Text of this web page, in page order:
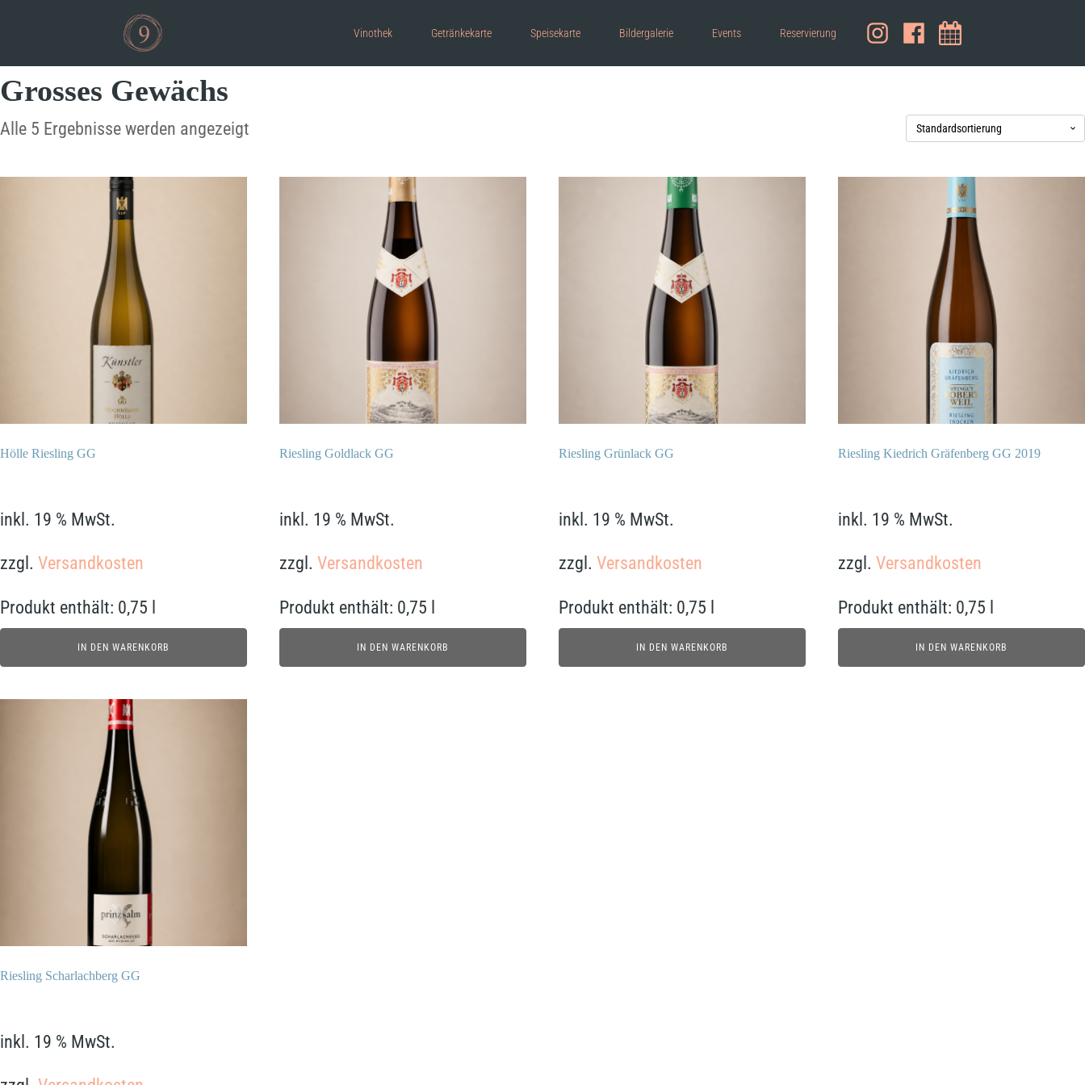
Vinothek Getränkekarte Speisekarte Bildergalerie Events Reservierung
Grosses Gewächs
Alle 5 Ergebnisse werden angezeigt
Hölle Riesling GG
inkl. 19 % MwSt.
zzgl. Versandkosten
Produkt enthält: 0,75
IN DEN WARENKORB
Riesling Goldlack GG
inkl. 19 % MwSt.
zzgl. Versandkosten
Produkt enthält: 0,75
IN DEN WARENKORB
Riesling Grünlack GG
inkl. 19 % MwSt.
zzgl. Versandkosten
Produkt enthält: 0,75
IN DEN WARENKORB
Riesling Kiedrich Gräfenberg GG 2019
inkl. 19 % MwSt.
zzgl. Versandkosten
Produkt enthält: 0,75
IN DEN WARENKORB
Riesling Scharlachberg GG
inkl. 19 % MwSt.